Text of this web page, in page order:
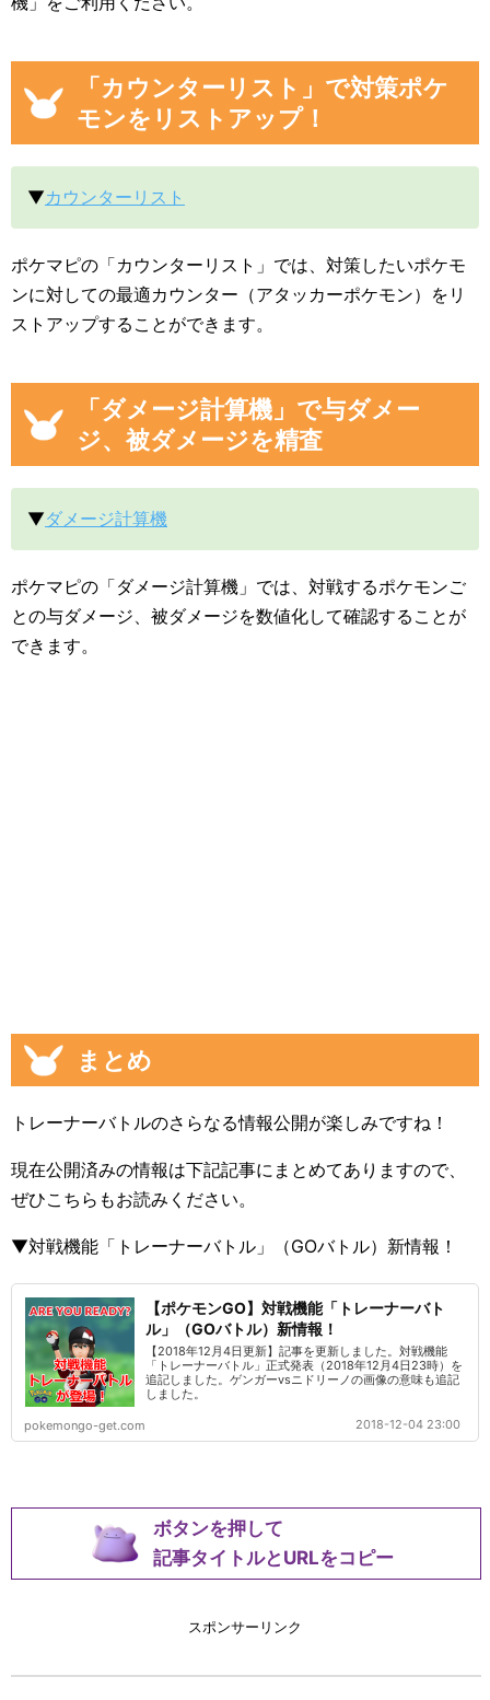
「カウンターリスト」で対策ポケ
モンをリストアップ！
▼カウンターリスト
ポケマピの「カウンターリスト」では、対策したいポケモ
ンに対しての最適カウンター（アタッカーポケモン）をリ
ストアップすることができます。
「ダメージ計算機」で与ダメー
ジ、被ダメージを精査
▼ダメージ計算機
ポケマピの「ダメージ計算機」では、対戦するポケモンご
との与ダメージ、被ダメージを数値化して確認することが
できます。
まとめ
トレーナーバトルのさらなる情報公開が楽しみですね！
現在公開済みの情報は下記記事にまとめてありますので、
ぜひこちらもお読みください。
▼対戦機能「トレーナーバトル」（GOバトル）新情報！
【ポケモンGO】対戦機能「トレーナーバト
ル」（GOバトル）新情報！
【2018年12月4日更新】記事を更新しました。対戦機能
「トレーナーバトル」正式発表（2018年12月4日23時）を
追記しました。ゲンガーvsニドリーノの画像の意味も追記
しました。
pokemongo-get.com 2018-12-04 23:00
ボタンを押して
記事タイトルとURLをコピー
スポンサーリンク